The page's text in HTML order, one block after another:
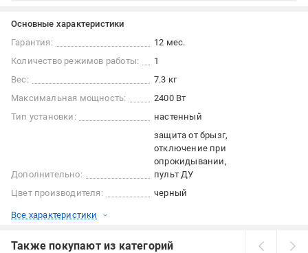
Основные характеристики
Гарантия:
12 мес.
Количество режимов работы:
1
Вес:
7.3 кг
Максимальная мощность:
2400 Вт
Тип установки:
настенный
Дополнительно:
защита от брызг
отключение при
опрокидывании
пульт ДУ
Цвет производителя:
черный
Все характеристики
Также покупают из категорий